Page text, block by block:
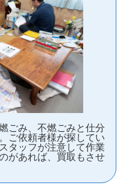
ごみ、不燃ごみと仕分
ご依頼者様が探してい
タッフが注意して作業
があれば、買取もさせ